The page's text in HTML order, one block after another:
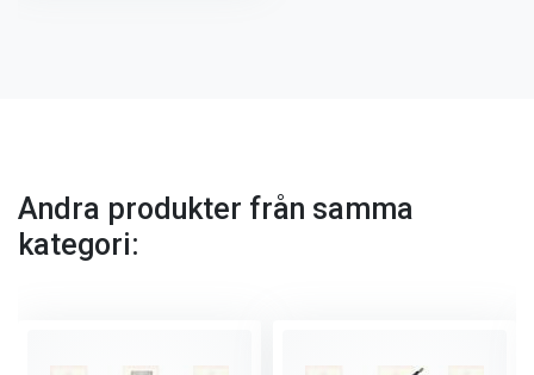
Andra produkter från samma
kategori: